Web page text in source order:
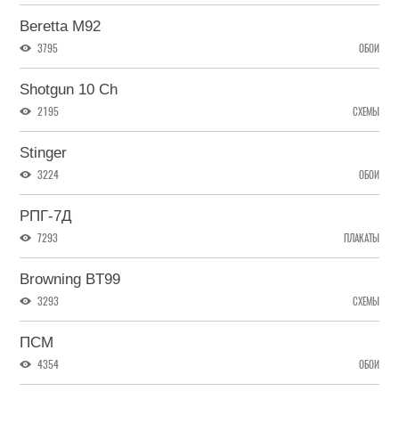
Beretta M92
3795 ОБОИ
Shotgun 10 Ch
2195 СХЕМЫ
Stinger
3224 ОБОИ
РПГ-7Д
7293 ПЛАКАТЫ
Browning BT99
3293 СХЕМЫ
ПСМ
4354 ОБОИ